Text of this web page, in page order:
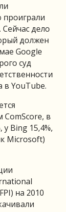
проиграли
дело
должен
Google
суд
в YouTube.
в
у Bing 15,4%,
Microsoft)
на 2010